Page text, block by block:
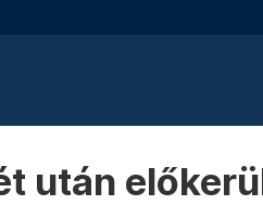
után